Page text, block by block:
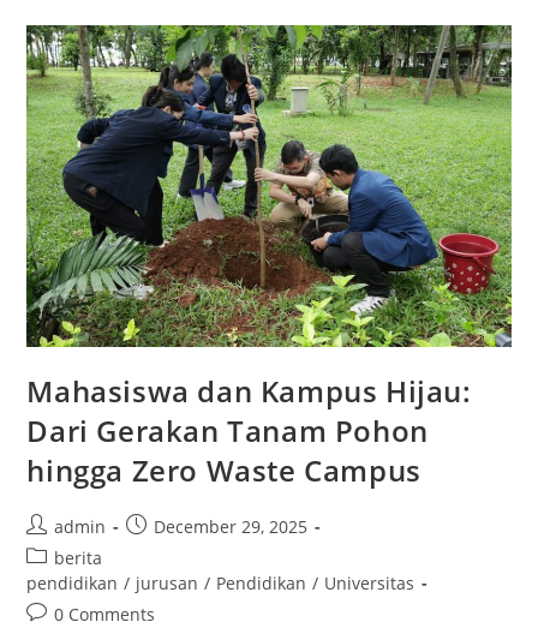
Daerah
Di
Tingkat
Nasional
Mahasiswa dan Kampus Hijau:
Dari Gerakan Tanam Pohon
hingga Zero Waste Campus
Post
author:
admin
PostDecember 29, 2025
Post
category:
berita
pendidikan / jurusan / Pendidikan / Universitas
Post0 Comments